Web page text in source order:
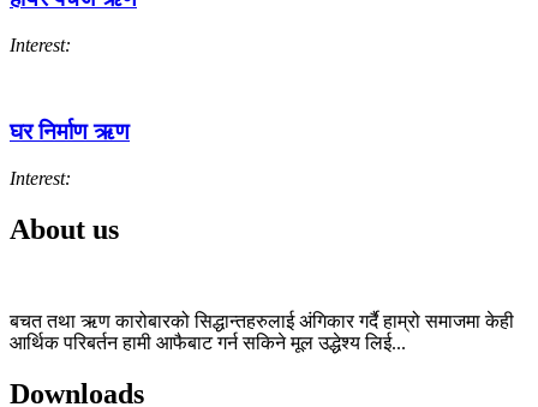
Interest:
घर निर्माण ऋण
Interest:
About us
बचत तथा ऋण कारोबारको सिद्धान्तहरुलाई अंगिकार गर्दै हाम्रो समाजमा केही
आर्थिक परिबर्तन हामी आफैबाट गर्न सकिने मूल उद्धेश्य लिई...
Downloads